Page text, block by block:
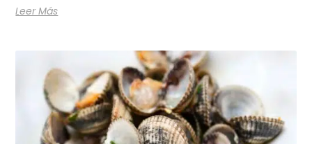
Leer Más